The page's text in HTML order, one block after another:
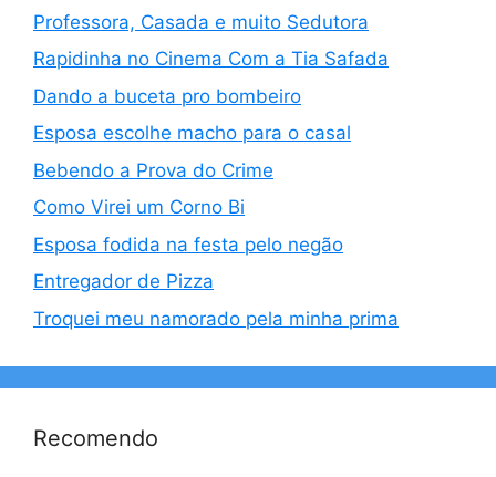
Professora, Casada e muito Sedutora
Rapidinha no Cinema Com a Tia Safada
Dando a buceta pro bombeiro
Esposa escolhe macho para o casal
Bebendo a Prova do Crime
Como Virei um Corno Bi
Esposa fodida na festa pelo negão
Entregador de Pizza
Troquei meu namorado pela minha prima
Recomendo